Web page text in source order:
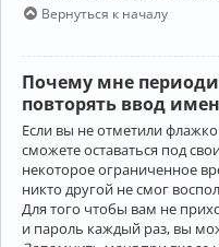
Вернуться к началу
Почему мне
повторять ввод
Если вы не отметили
сможете оставаться под
некоторое ограниченное
никто другой не смог
Для того чтобы вам не
и пароль каждый раз, вы